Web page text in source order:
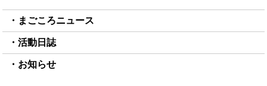
まごころニュース
活動日誌
お知らせ